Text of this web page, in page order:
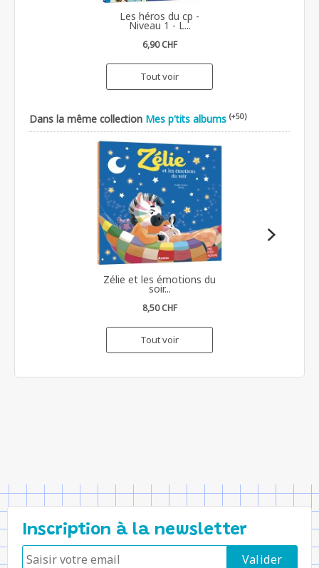
Les héros du cp -
Niveau 1 - L...
6,90 CHF
Tout voir
Dans la même collection Mes p'tits albums (+50)
Zélie et les émotions du
soir...
8,50 CHF
Tout voir
Inscription à la newsletter